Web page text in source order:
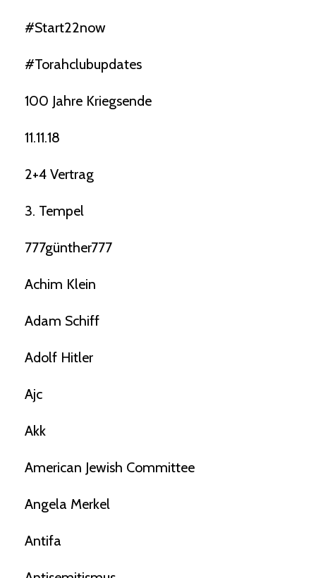
#start22now
#torahclubupdates
100 Jahre Kriegsende
11.11.18
2+4 Vertrag
3. Tempel
777günther777
Achim Klein
Adam Schiff
Adolf Hitler
Ajc
Akk
American Jewish Committee
Angela Merkel
Antifa